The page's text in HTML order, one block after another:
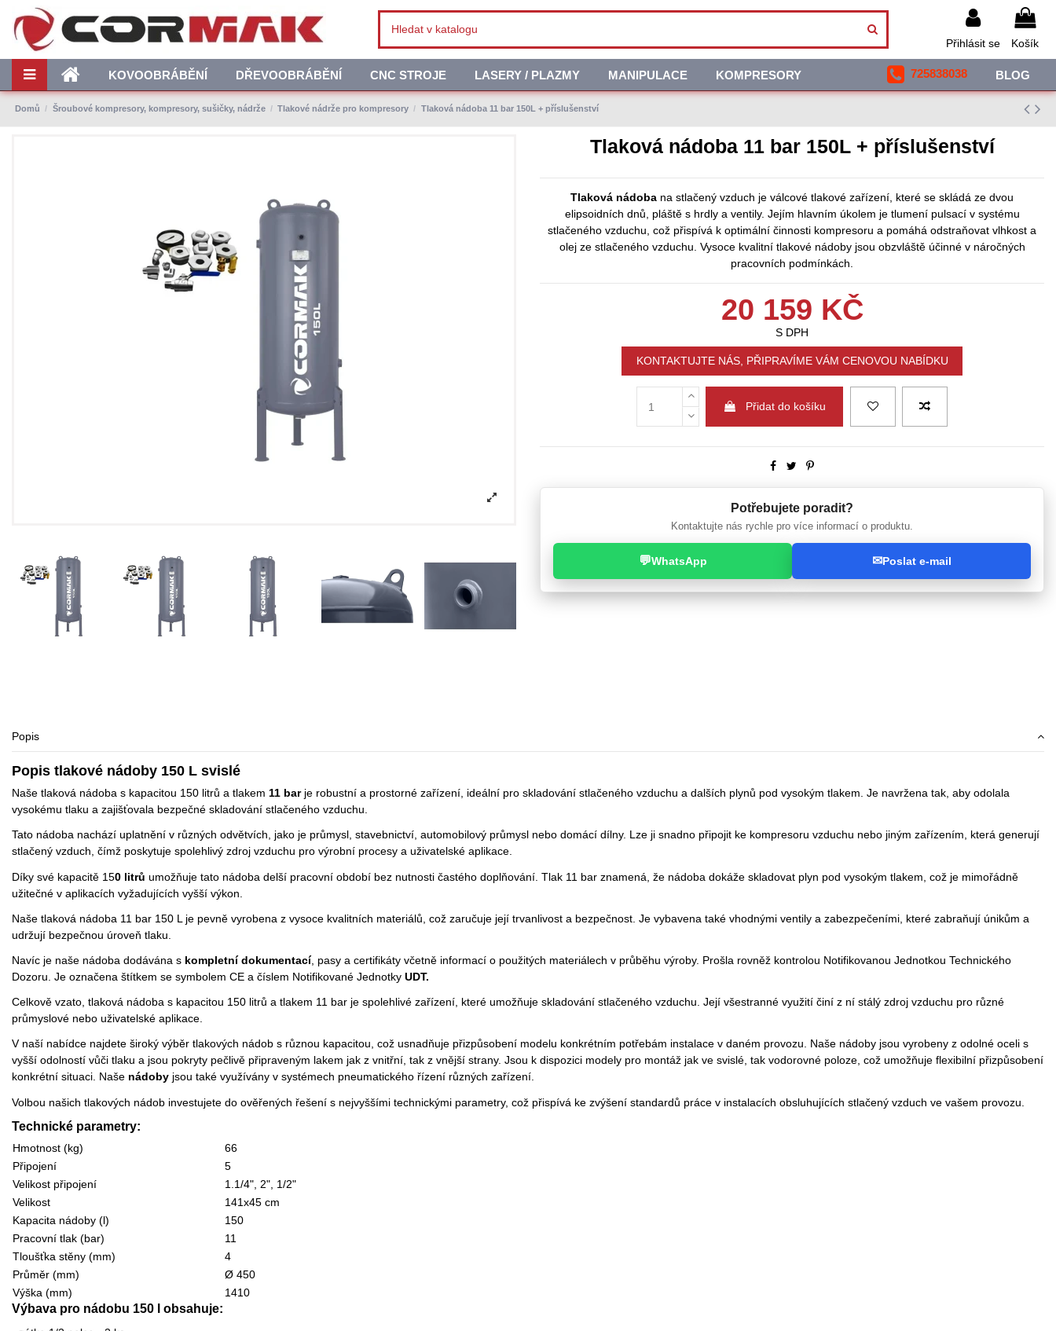
Přihlásit se Košík
KOVOOBRÁBĚNÍ DŘEVOOBRÁBĚNÍ CNC STROJE LASERY / PLAZMY MANIPULACE KOMPRESORY BLOG
725838038
Domů Šroubové kompresory, kompresory, sušičky, nádrže Tlakové nádrže pro kompresory Tlaková nádoba 11 bar 150L + příslušenství
Tlaková nádoba 11 bar 150L + příslušenství
Tlaková nádoba na stlačený vzduch je válcové tlakové zařízení, které se skládá ze dvou
elipsoidních dnů, pláště s hrdly a ventily. Jejím hlavním úkolem je tlumení pulsací v systému
stlačeného vzduchu, což přispívá k optimální činnosti kompresoru a pomáhá odstraňovat vlhkost a
olej ze stlačeného vzduchu. Vysoce kvalitní tlakové nádoby jsou obzvláště účinné v náročných
pracovních podmínkách.
20 159 KČ
S DPH
KONTAKTUJTE NÁS, PŘIPRAVÍME VÁM CENOVOU NABÍDKU
Přidat do košíku
Potřebujete poradit?
Kontaktujte nás rychle pro více informací o produktu.
💬WhatsApp ✉Poslat e-mail
Popis
Popis tlakové nádoby 150 L svislé
Naše tlaková nádoba s kapacitou 150 litrů a tlakem 11 barje robustní a prostorné zařízení, ideální pro skladování stlačeného vzduchu a dalších plynů pod vysokým tlakem. Je navržena tak, aby odolala
vysokému tlaku a zajišťovala bezpečné skladování stlačeného vzduchu.
Tato nádoba nachází uplatnění v různých odvětvích, jako je průmysl, stavebnictví, automobilový průmysl nebo domácí dílny. Lze ji snadno připojit ke kompresoru vzduchu nebo jiným zařízením, která generují
stlačený vzduch, čímž poskytuje spolehlivý zdroj vzduchu pro výrobní procesy a uživatelské aplikace.
Díky své kapacitě 150 litrů umožňuje tato nádoba delší pracovní období bez nutnosti častého doplňování. Tlak 11 bar znamená, že nádoba dokáže skladovat plyn pod vysokým tlakem, což je mimořádně
užitečné v aplikacích vyžadujících vyšší výkon.
Naše tlaková nádoba 11 bar 150 L je pevně vyrobena z vysoce kvalitních materiálů, což zaručuje její trvanlivost a bezpečnost. Je vybavena také vhodnými ventily a zabezpečeními, které zabraňují únikům a
udržují bezpečnou úroveň tlaku.
Navíc je naše nádoba dodávána s kompletní dokumentací, pasy a certifikáty včetně informací o použitých materiálech v průběhu výroby. Prošla rovněž kontrolou Notifikovanou Jednotkou Technického
Dozoru. Je označena štítkem se symbolem CE a číslem Notifikované Jednotky UDT.
Celkově vzato, tlaková nádoba s kapacitou 150 litrů a tlakem 11 bar je spolehlivé zařízení, které umožňuje skladování stlačeného vzduchu. Její všestranné využití činí z ní stálý zdroj vzduchu pro různé
průmyslové nebo uživatelské aplikace.
V naší nabídce najdete široký výběr tlakových nádob s různou kapacitou, což usnadňuje přizpůsobení modelu konkrétním potřebám instalace v daném provozu. Naše nádoby jsou vyrobeny z odolné oceli s
vyšší odolností vůči tlaku a jsou pokryty pečlivě připraveným lakem jak z vnitřní, tak z vnější strany. Jsou k dispozici modely pro montáž jak ve svislé, tak vodorovné poloze, což umožňuje flexibilní přizpůsobení
konkrétní situaci. Naše nádoby jsou také využívány v systémech pneumatického řízení různých zařízení.
Volbou našich tlakových nádob investujete do ověřených řešení s nejvyššími technickými parametry, což přispívá ke zvýšení standardů práce v instalacích obsluhujících stlačený vzduch ve vašem provozu.
Technické parametry:
Hmotnost (kg)
66
Připojení
5
Velikost připojení
1.1/4", 2", 1/2"
Velikost
141x45 cm
Kapacita nádoby (l)
150
Pracovní tlak (bar)
11
Tloušťka stěny (mm)
4
Průměr (mm)
Ø 450
Výška (mm)
1410
Výbava pro nádobu 150 l obsahuje: